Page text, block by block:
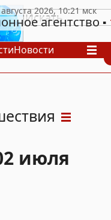
агентство
Новости
июля